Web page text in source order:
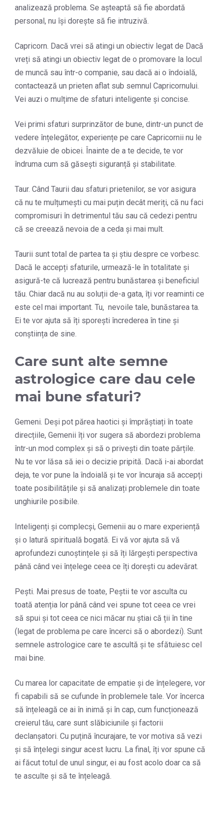
analizează problema. Se așteaptă să fie abordată
personal, nu își dorește să fie intruzivă.
Capricorn. Dacă vrei să atingi un obiectiv legat de Dacă
vreți să atingi un obiectiv legat de o promovare la locul
de muncă sau într-o companie, sau dacă ai o îndoială,
contactează un prieten aflat sub semnul Capricornului.
Vei auzi o mulțime de sfaturi inteligente și concise.
Vei primi sfaturi surprinzător de bune, dintr-un punct de
vedere înțelegător, experiențe pe care Capricornii nu le
dezvăluie de obicei. Înainte de a te decide, te vor
îndruma cum să găsești siguranță și stabilitate.
Taur. Când Taurii dau sfaturi prietenilor, se vor asigura
că nu te mulțumești cu mai puțin decât meriți, că nu faci
compromisuri în detrimentul tău sau că cedezi pentru
că se creează nevoia de a ceda și mai mult.
Taurii sunt total de partea ta și știu despre ce vorbesc.
Dacă le accepți sfaturile, urmează-le în totalitate și
asigură-te că lucrează pentru bunăstarea și beneficiul
tău. Chiar dacă nu au soluții de-a gata, îți vor reaminti ce
este cel mai important. Tu, nevoile tale, bunăstarea ta.
Ei te vor ajuta să îți sporești încrederea în tine și
conștiința de sine.
Care sunt alte semne
astrologice care dau cele
mai bune sfaturi?
Gemeni. Deși pot părea haotici și împrăștiați în toate
direcțiile, Gemenii îți vor sugera să abordezi problema
într-un mod complex și să o privești din toate părțile.
Nu te vor lăsa să iei o decizie pripită. Dacă i-ai abordat
deja, te vor pune la îndoială și te vor încuraja să accepți
toate posibilitățile și să analizați problemele din toate
unghiurile posibile.
Inteligenți și complecși, Gemenii au o mare experiență
și o latură spirituală bogată. Ei vă vor ajuta să vă
aprofundezi cunoștințele și să îți lărgești perspectiva
până când vei înțelege ceea ce îți dorești cu adevărat.
Pești. Mai presus de toate, Peștii te vor asculta cu
toată atenția lor până când vei spune tot ceea ce vrei
să spui și tot ceea ce nici măcar nu știai că ții în tine
(legat de problema pe care încerci să o abordezi). Sunt
semnele astrologice care te ascultă și te sfătuiesc cel
mai bine.
Cu marea lor capacitate de empatie și de înțelegere, vor
fi capabili să se cufunde în problemele tale. Vor încerca
să înțeleagă ce ai în inimă și în cap, cum funcționează
creierul tău, care sunt slăbiciunile și factorii
declanșatori. Cu puțină încurajare, te vor motiva să vezi
și să înțelegi singur acest lucru. La final, îți vor spune că
ai făcut totul de unul singur, ei au fost acolo doar ca să
te asculte și să te înțeleagă.